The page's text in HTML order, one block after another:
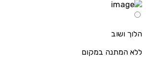
הלוך ושוב
ללא המתנה במקום